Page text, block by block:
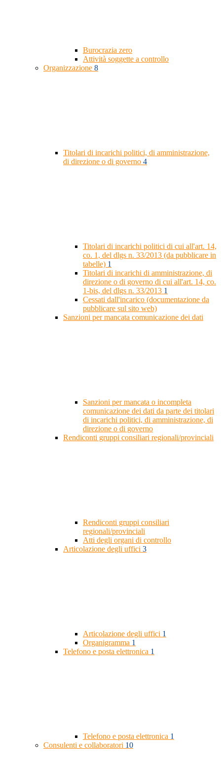
Burocrazia zero
Attività soggette a controllo
Organizzazione 8
Titolari di incarichi politici, di amministrazione,
di direzione o di governo 4
Titolari di incarichi politici di cui all'art. 14,
co. 1, del dlgs n. 33/2013 (da pubblicare in
tabelle) 1
Titolari di incarichi di amministrazione, di
direzione o di governo di cui all'art. 14, co.
1-bis, del dlgs n. 33/2013 1
Cessati dall'incarico (documentazione da
pubblicare sul sito web)
Sanzioni per mancata comunicazione dei dati
Sanzioni per mancata o incompleta
comunicazione dei dati da parte dei titolari
di incarichi politici, di amministrazione, di
direzione o di governo
Rendiconti gruppi consiliari regionali/provinciali
Rendiconti gruppi consiliari
regionali/provinciali
Atti degli organi di controllo
Articolazione degli uffici 3
Articolazione degli uffici 1
Organigramma 1
Telefono e posta elettronica 1
Telefono e posta elettronica 1
Consulenti e collaboratori 10